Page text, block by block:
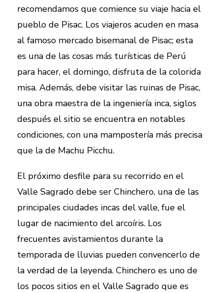
recomendamos que comience su viaje hacia el
pueblo de Pisac. Los viajeros acuden en masa
al famoso mercado bisemanal de Pisac; esta
es una de las cosas más turísticas de Perú
para hacer, el domingo, disfruta de la colorida
misa. Además, debe visitar las ruinas de Pisac,
una obra maestra de la ingeniería inca, siglos
después el sitio se encuentra en notables
condiciones, con una mampostería más precisa
que la de Machu Picchu.
El próximo desfile para su recorrido en el
Valle Sagrado debe ser Chinchero, una de las
principales ciudades incas del valle, fue el
lugar de nacimiento del arcoíris. Los
frecuentes avistamientos durante la
temporada de lluvias pueden convencerlo de
la verdad de la leyenda. Chinchero es uno de
los pocos sitios en el Valle Sagrado que es